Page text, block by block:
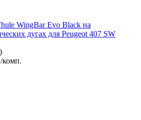
WingBar Evo Black на
дугах для Peugeot 407 SW
комп.